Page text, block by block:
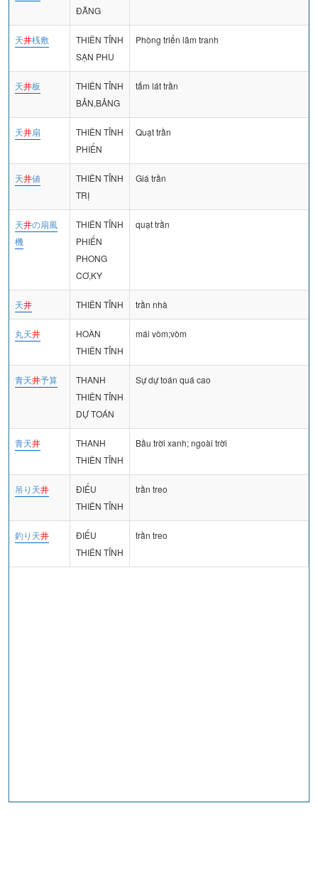
ĐĂNG
天井桟敷
THIÊN TỈNH
SẠN PHU
Phòng triển lãm tranh
天井板
THIÊN TỈNH
BẢN,BẢNG
tấm lát trần
天井扇
THIÊN TỈNH
PHIẾN
Quạt trần
天井値
THIÊN TỈNH
TRỊ
Giá trần
天井の扇風
機
THIÊN TỈNH
PHIẾN
PHONG
CƠ,KY
quạt trần
天井 THIÊN TỈNH trần nhà
丸天井
HOÀN
THIÊN TỈNH
mái vòm;vòm
青天井予算
THANH
THIÊN TỈNH
DỰ TOÁN
Sự dự toán quá cao
青天井
THANH
THIÊN TỈNH
Bầu trời xanh; ngoài trời
吊り天井
ĐIẾU
THIÊN TỈNH
trần treo
釣り天井
ĐIẾU
THIÊN TỈNH
trần treo